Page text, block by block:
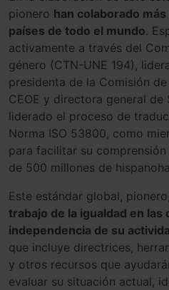
pionero han colaborado
países de todo el mundo.
activamente a través del
género (CTN-UNE 194),
presidenta de la Comisión
CEOE y directora general de
liderado el proceso de
Norma ISO 53800, como
para facilitar su
de 500 millones de
Este estándar global, pionero,
trabajo de la igualdad en las
independencia de su
que incluye directrices,
y otros recursos que
evaluar su situación actual,